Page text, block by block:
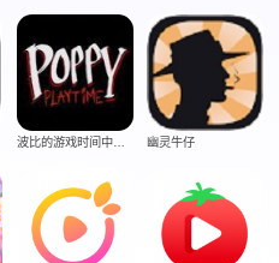
波比的游戏时间中文版 幽灵牛仔